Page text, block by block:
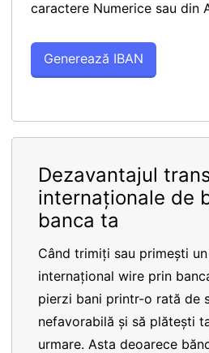
caractere Numerice sau din
Dezavantajul
internaționale de
banca ta
Când trimiți sau primești
internațional wire prin
pierzi bani printr-o rată de
nefavorabilă și să plătești
urmare. Asta deoarece